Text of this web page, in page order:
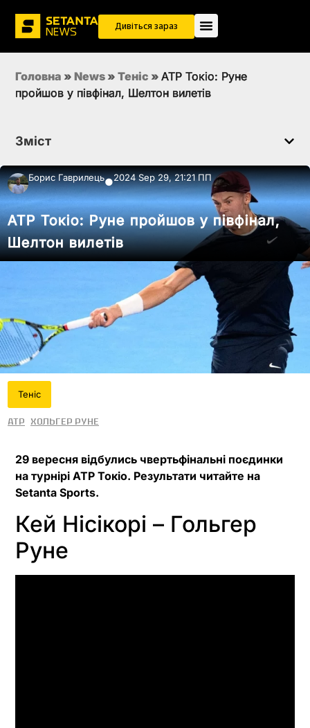
Дивіться зараз
Головна » News » Теніс » ATP Токіо: Руне
пройшов у півфінал, Шелтон вилетів
Зміст
Борис Гаврилець●2024 Sep 29, 21:21 ПП
ATP Токіо: Руне пройшов у півфінал,
Шелтон вилетів
Теніс
ATP Хольгер Руне
29 вересня відбулись чвертьфінальні поєдинки
на турнірі ATP Токіо. Результати читайте на
Setanta Sports.
Кей Нісікорі – Гольгер
Руне